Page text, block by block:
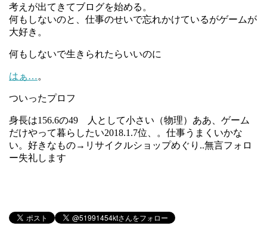
考えが出てきてブログを始める。
何もしないのと、仕事のせいで忘れかけているがゲームが
大好き。
何もしないで生きられたらいいのに
はぁ…。
ついったプロフ
身長は156.6の49 人として小さい（物理）ああ、ゲーム
だけやって暮らしたい2018.1.7位、。仕事うまくいかな
い。好きなもの→リサイクルショップめぐり..無言フォロ
ー失礼します